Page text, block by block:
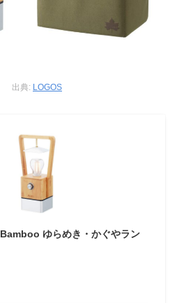
出典: LOGOS
ゆらめき・かぐやラン